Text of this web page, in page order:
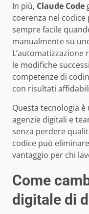
In più, Claude Code
coerenza nel
sempre facile
manualmente su
L’automatizzazione
le modifiche
competenze di
con risultati
Questa tecnologia
agenzie digitali e
senza perdere
codice può
vantaggio per chi
Come
digitale di